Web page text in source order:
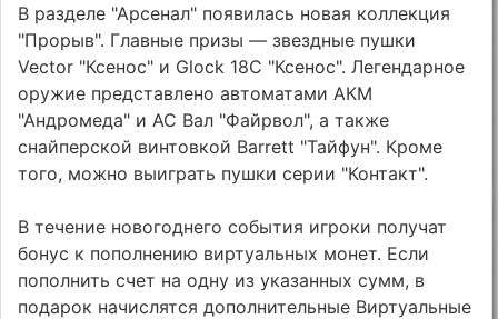
В разделе "Арсенал" появилась новая коллекция
"Прорыв". Главные призы — звездные пушки
Vector "Ксенос" и Glock 18C "Ксенос". Легендарное
оружие представлено автоматами АКМ
"Андромеда" и АС Вал "Файрвол", а также
снайперской винтовкой Barrett "Тайфун". Кроме
того, можно выиграть пушки серии "Контакт".
В течение новогоднего события игроки получат
бонус к пополнению виртуальных монет. Если
пополнить счет на одну из указанных сумм, в
подарок начислятся дополнительные Виртуальные